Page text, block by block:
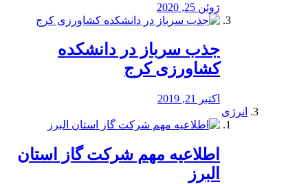
ژوئن 25, 2020
جذب سرباز در دانشکده
کشاورزی کرج
اکتبر 21, 2019
انرژی
️اطلاعیه مهم شرکت گاز استان
البرز